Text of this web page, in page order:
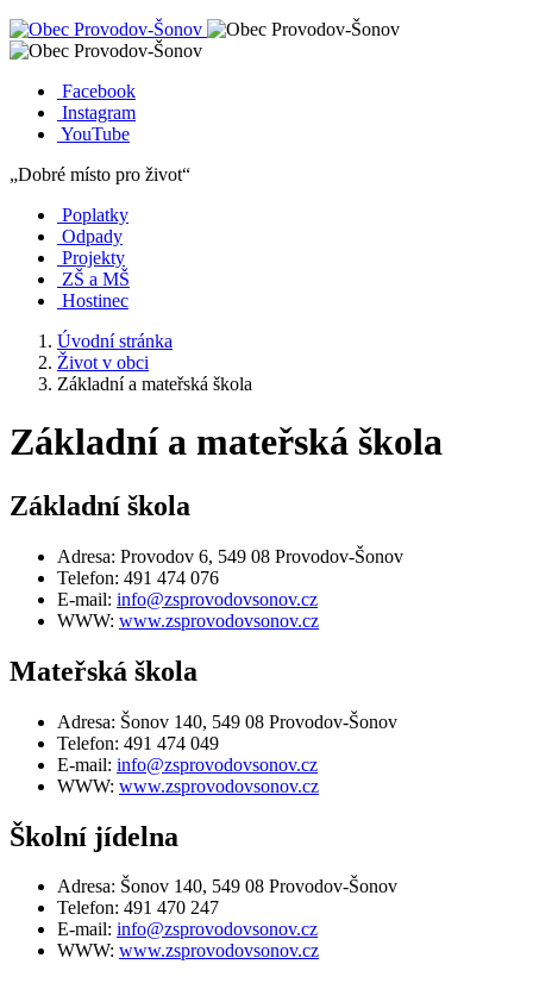
Facebook
Instagram
YouTube
„Dobré místo pro život“
Poplatky
Odpady
Projekty
ZŠ a MŠ
Hostinec
Úvodní stránka
Život v obci
Základní a mateřská škola
Základní a mateřská škola
Základní škola
Adresa: Provodov 6, 549 08 Provodov-Šonov
Telefon: 491 474 076
E-mail: info@zsprovodovsonov.cz
WWW: www.zsprovodovsonov.cz
Mateřská škola
Adresa: Šonov 140, 549 08 Provodov-Šonov
Telefon: 491 474 049
E-mail: info@zsprovodovsonov.cz
WWW: www.zsprovodovsonov.cz
Školní jídelna
Adresa: Šonov 140, 549 08 Provodov-Šonov
Telefon: 491 470 247
E-mail: info@zsprovodovsonov.cz
WWW: www.zsprovodovsonov.cz